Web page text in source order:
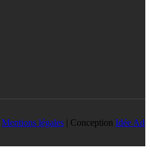
Mentions légales | Conception Idée Ad